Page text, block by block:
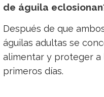
de águila
Después de que
águilas adultas se
alimentar y proteger a
primeros días.